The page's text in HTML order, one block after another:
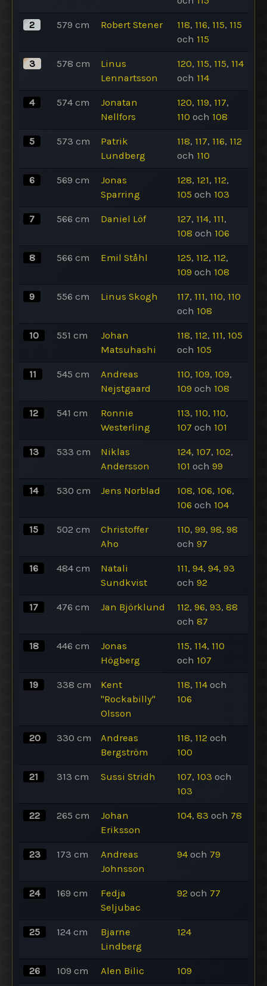
2 579 cm Robert Stener 118, 116, 115, 115
och 115
3 578 cm
Linus
Lennartsson
120, 115, 115, 114
och 114
4 574 cm
Jonatan
Nellfors
120, 119, 117,
110 och 108
5 573 cm
Patrik
Lundberg
118, 117, 116, 112
och 110
6 569 cm
Jonas
Sparring
128, 121, 112,
105 och 103
7 566 cm Daniel Löf 127, 114, 111,
108 och 106
8 566 cm Emil Ståhl 125, 112, 112,
109 och 108
9 556 cm Linus Skogh 117, 111, 110, 110
och 108
10 551 cm
Johan
Matsuhashi
118, 112, 111, 105
och 105
11 545 cm
Andreas
Nejstgaard
110, 109, 109,
109 och 108
12 541 cm
Ronnie
Westerling
113, 110, 110,
107 och 101
13 533 cm
Niklas
Andersson
124, 107, 102,
101 och 99
14 530 cm Jens Norblad 108, 106, 106,
106 och 104
15 502 cm
Christoffer
Aho
110, 99, 98, 98
och 97
16 484 cm
Natali
Sundkvist
111, 94, 94, 93
och 92
17 476 cm Jan Björklund 112, 96, 93, 88
och 87
18 446 cm
Jonas
Högberg
115, 114, 110
och 107
19 338 cm
Kent
"Rockabilly"
Olsson
118, 114 och
106
20 330 cm
Andreas
Bergström
118, 112 och
100
21 313 cm Sussi Stridh 107, 103 och
103
22 265 cm
Johan
Eriksson
104, 83 och 78
23 173 cm
Andreas
Johnsson
94 och 79
24 169 cm
Fedja
Seljubac
92 och 77
25 124 cm
Bjarne
Lindberg
124
26 109 cm Alen Bilic 109